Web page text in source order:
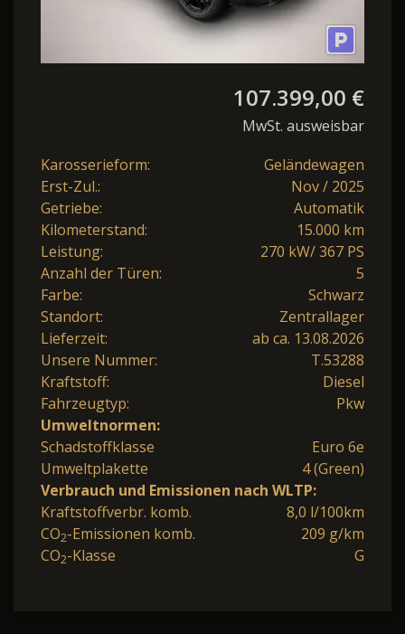
107.399,00 €
MwSt. ausweisbar
Karosserieform:
Geländewagen
Erst-Zul.:
Nov / 2025
Getriebe:
Automatik
Kilometerstand:
15.000 km
Leistung:
270 kW/ 367 PS
Anzahl der Türen:
5
Farbe:
Schwarz
Standort:
Zentrallager
Lieferzeit:
ab ca. 13.08.2026
Unsere Nummer:
T.53288
Kraftstoff:
Diesel
Fahrzeugtyp:
Pkw
Umweltnormen:
Schadstoffklasse
Euro 6e
Umweltplakette
4 (Green)
Verbrauch und Emissionen nach WLTP:
Kraftstoffverbr. komb.
8,0 l/100km
CO2-Emissionen komb.
209 g/km
CO2-Klasse G